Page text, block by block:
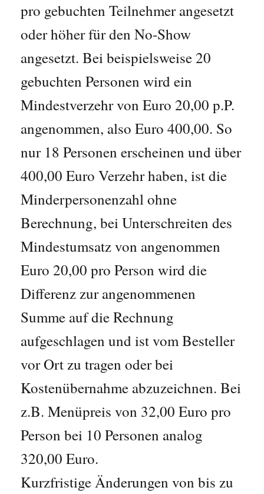
pro gebuchten Teilnehmer angesetzt
oder höher für den No-Show
angesetzt. Bei beispielsweise 20
gebuchten Personen wird ein
Mindestverzehr von Euro 20,00 p.P.
angenommen, also Euro 400,00. So
nur 18 Personen erscheinen und über
400,00 Euro Verzehr haben, ist die
Minderpersonenzahl ohne
Berechnung, bei Unterschreiten des
Mindestumsatz von angenommen
Euro 20,00 pro Person wird die
Differenz zur angenommenen
Summe auf die Rechnung
aufgeschlagen und ist vom Besteller
vor Ort zu tragen oder bei
Kostenübernahme abzuzeichnen. Bei
z.B. Menüpreis von 32,00 Euro pro
Person bei 10 Personen analog
320,00 Euro.
Kurzfristige Änderungen von bis zu